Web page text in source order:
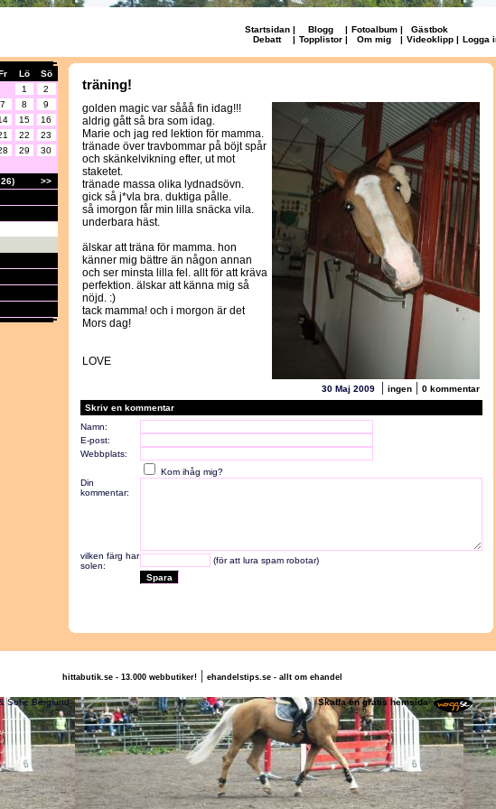
Startsidan | Blogg | Fotoalbum |
Gästbok
Debatt
| Topplistor | Om mig | Videoklipp | Logga
Lö
Sö
1
2
7 8
9
15
16
22
23
29
30
>>
träning!
golden magic var sååå fin idag!!!
aldrig gått så bra som idag.
Marie och jag red lektion för mamma.
tränade över travbommar på böjt spår
och skänkelvikning efter, ut mot
staketet.
tränade massa olika lydnadsövn.
gick så j*vla bra. duktiga pålle.
så imorgon får min lilla snäcka vila.
underbara häst.
älskar att träna för mamma. hon
känner mig bättre än någon annan
och ser minsta lilla fel. allt för att kräva
perfektion. älskar att känna mig så
nöjd. :)
tack mamma! och i morgon är det
Mors dag!
LOVE
30 Maj 2009 | ingen | 0 kommentar
Skriv en kommentar
Namn:
E-post:
Webbplats:
Kom ihåg mig?
Din
kommentar:
vilken färg har
solen:
(för att lura spam robotar)
hittabutik.se - 13.000 webbutiker!| ehandelstips.se - allt om ehandel
& Sofie Berglund Skaffa en gratis hemsida